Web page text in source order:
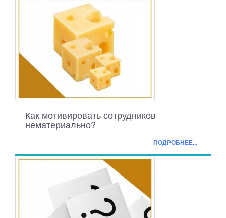
Как мотивировать сотрудников
нематериально?
ПОДРОБНЕЕ...